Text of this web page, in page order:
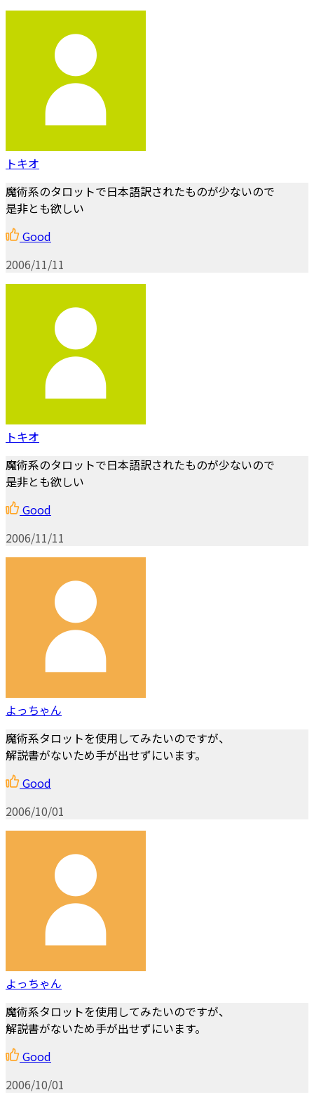
トキオ
魔術系のタロットで日本語訳されたものが少ないので
是非とも欲しい
Good
2006/11/11
トキオ
魔術系のタロットで日本語訳されたものが少ないので
是非とも欲しい
Good
2006/11/11
よっちゃん
魔術系タロットを使用してみたいのですが、
解説書がないため手が出せずにいます。
Good
2006/10/01
よっちゃん
魔術系タロットを使用してみたいのですが、
解説書がないため手が出せずにいます。
Good
2006/10/01